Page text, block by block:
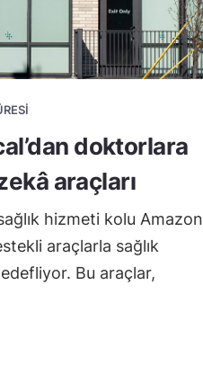
doktorlara
araçları
hizmeti kolu Amazon
araçlarla sağlık
Bu araçlar,